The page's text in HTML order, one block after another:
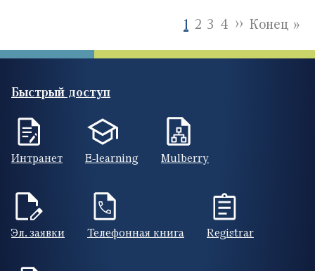
1 2 3 4 ›› Конец »
Быстрый доступ
Интранет E-learning Mulberry
Эл. заявки Телефонная книга Registrar